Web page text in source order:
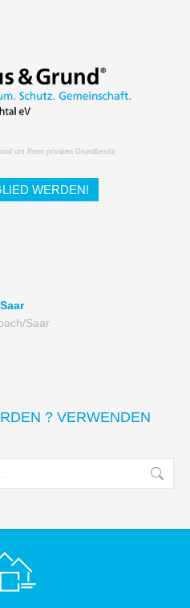
um Ihren privaten Grundbesitz
WERDEN!
Saar
? VERWENDEN